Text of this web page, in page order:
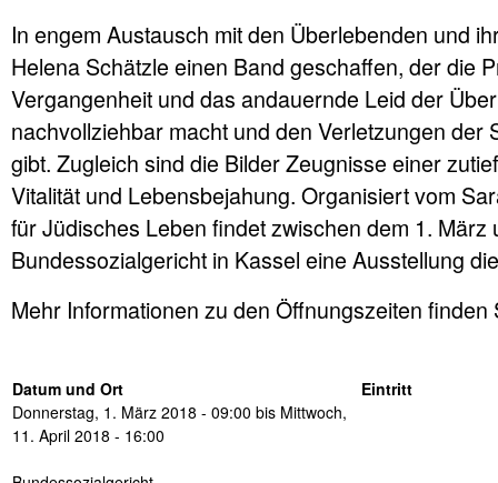
In engem Austausch mit den Überlebenden und
Helena Schätzle einen Band geschaffen, der die
Vergangenheit und das andauernde Leid der
nachvollziehbar macht und den Verletzungen der
gibt. Zugleich sind die Bilder Zeugnisse einer
Vitalität und Lebensbejahung. Organisiert vom
für Jüdisches Leben findet zwischen dem 1. März
Bundessozialgericht in Kassel eine Ausstellung
Mehr Informationen zu den Öffnungszeiten
Datum und Ort
Donnerstag, 1. März 2018 - 09:00 bis Mittwoch,
11. April 2018 - 16:00
Eintritt